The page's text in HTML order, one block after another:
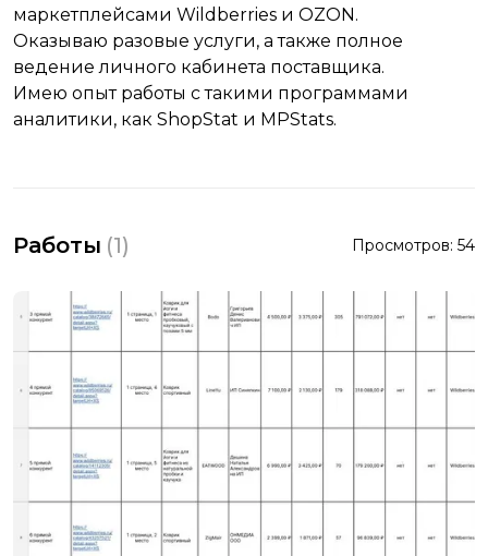
маркетплейсами Wildberries и OZON.
Оказываю разовые услуги, а также полное
ведение личного кабинета поставщика.
Имею опыт работы с такими программами
аналитики, как ShopStat и MPStats.
Работы (1) Просмотров: 54